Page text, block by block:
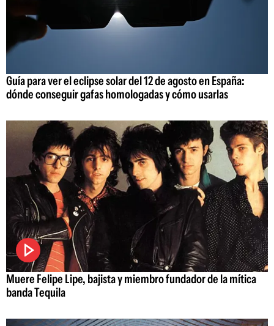
Guía para ver el eclipse solar del 12 de agosto en España:
dónde conseguir gafas homologadas y cómo usarlas
Muere Felipe Lipe, bajista y miembro fundador de la mítica
banda Tequila